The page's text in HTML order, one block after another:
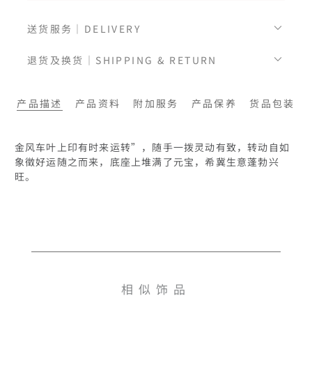
送货服务｜DELIVERY
退货及换货｜SHIPPING & RETURN
产品描述 产品资料 附加服务 产品保养 货品包装
金风车叶上印有时来运转”，随手一拨灵动有致，转动自如
象徵好运随之而来，底座上堆满了元宝，希冀生意蓬勃兴
旺。
相似饰品